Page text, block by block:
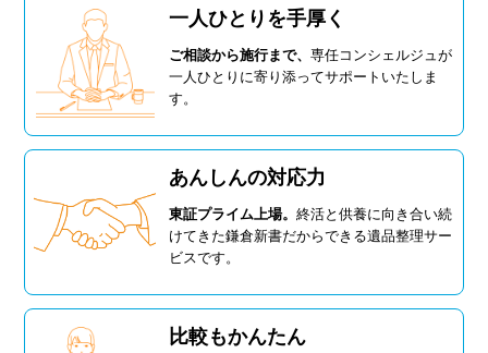
一人ひとりを手厚く
ご相談から施行まで、専任コンシェルジュが
一人ひとりに寄り添ってサポートいたしま
す。
あんしんの対応力
東証プライム上場。終活と供養に向き合い続
けてきた鎌倉新書だからできる遺品整理サー
ビスです。
比較もかんたん